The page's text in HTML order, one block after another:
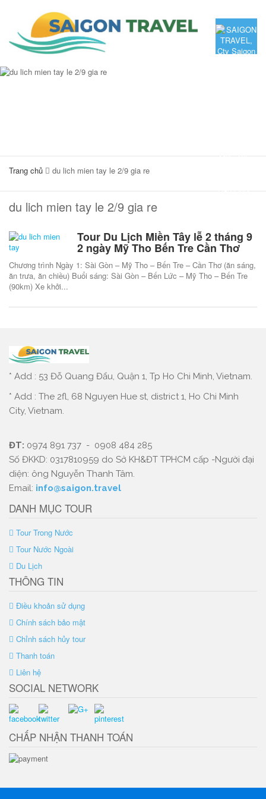
Trang chủ du lich mien tay le 2/9 gia re
du lich mien tay le 2/9 gia re
Tour Du Lịch Miền Tây lễ 2 tháng 9
2 ngày Mỹ Tho Bến Tre Cần Thơ
Chương trình Ngày 1: Sài Gòn – Mỹ Tho – Bến Tre – Cần Thơ (ăn sáng,
ăn trưa, ăn chiều) Buổi sáng: Sài Gòn – Bến Lức – Mỹ Tho – Bến Tre
(90km) Xe khởi...
* Add : 53 Đỗ Quang Đẩu, Quận 1, Tp Ho Chi Minh, Vietnam.
* Add : The 2fl, 68 Nguyen Hue st, district 1, Ho Chi Minh
City, Vietnam.
ĐT: 0974 891 737 - 0908 484 285
Số ĐKKD: 0317810959 do Sở KH&ĐT TPHCM cấp -Người đại
diện: ông Nguyễn Thanh Tâm.
Email: info@saigon.travel
DANH MỤC TOUR
Tour Trong Nước
Tour Nước Ngoài
Du Lịch
THÔNG TIN
Điều khoản sử dụng
Chính sách bảo mật
Chỉnh sách hủy tour
Thanh toán
Liên hệ
SOCIAL NETWORK
CHẤP NHẬN THANH TOÁN